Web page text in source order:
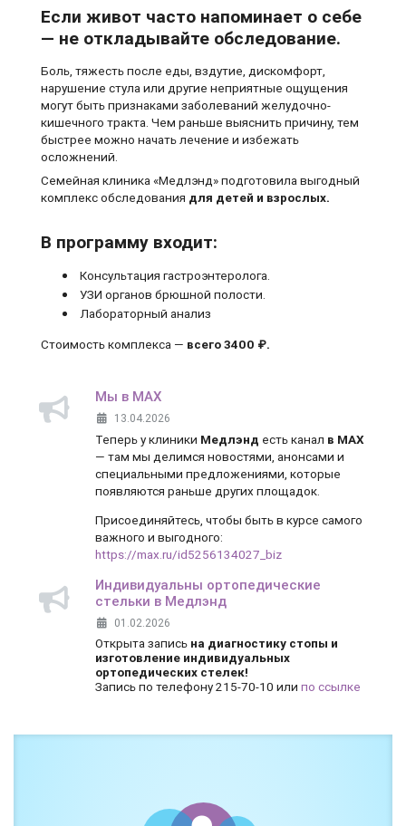
Если живот часто напоминает о себе
— не откладывайте обследование.
Боль, тяжесть после еды, вздутие, дискомфорт,
нарушение стула или другие неприятные ощущения
могут быть признаками заболеваний желудочно-
кишечного тракта. Чем раньше выяснить причину, тем
быстрее можно начать лечение и избежать
осложнений.
Семейная клиника «Медлэнд» подготовила выгодный
комплекс обследования для детей и взрослых.
В программу входит:
Консультация гастроэнтеролога.
УЗИ органов брюшной полости.
Лабораторный анализ
Стоимость комплекса — всего 3400 ₽.
Мы в MAX
13.04.2026
Теперь у клиники Медлэнд есть канал в MAX
— там мы делимся новостями, анонсами и
специальными предложениями, которые
появляются раньше других площадок.
Присоединяйтесь, чтобы быть в курсе самого
важного и выгодного:
https://max.ru/id5256134027_biz
Индивидуальны ортопедические
стельки в Медлэнд
01.02.2026
Открыта запись на диагностику стопы и
изготовление индивидуальных
ортопедических стелек!
Запись по телефону 215-70-10 или по ссылке